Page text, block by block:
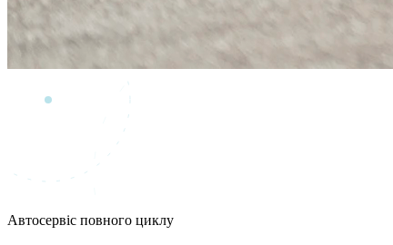
Автосервіс повного циклу